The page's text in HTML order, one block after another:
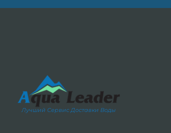
Лучший Сервис Доставки Воды